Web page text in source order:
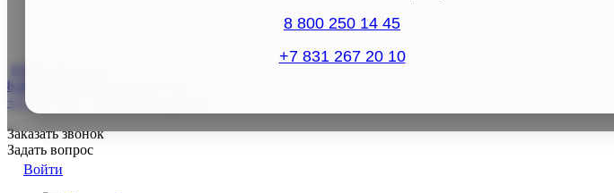
8 800 250 14 45
+7 831 267 20 10
8 800-250-14-45
+7 (831) 267- 20-10
Заказать звонок
Задать вопрос
Войти